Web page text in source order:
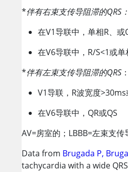
*伴有右束支传导阻滞的QRS：
在V1导联中，单相R、或
在V6导联中，R/S<1或单
*伴有左束支传导阻滞的QRS ：
V1导联，R波宽度>30ms
在V6导联中，QR或QS
AV=房室的；LBBB=左束支传
Data from Brugada P,
tachycardia with a wide